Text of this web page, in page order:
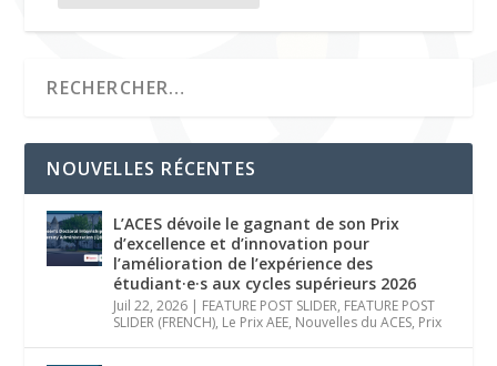
NOUVELLES RÉCENTES
L’ACES dévoile le gagnant de son Prix
d’excellence et d’innovation pour
l’amélioration de l’expérience des
étudiant·e·s aux cycles supérieurs 2026
Juil 22, 2026 | FEATURE POST SLIDER, FEATURE POST
SLIDER (FRENCH), Le Prix AEE, Nouvelles du ACES, Prix